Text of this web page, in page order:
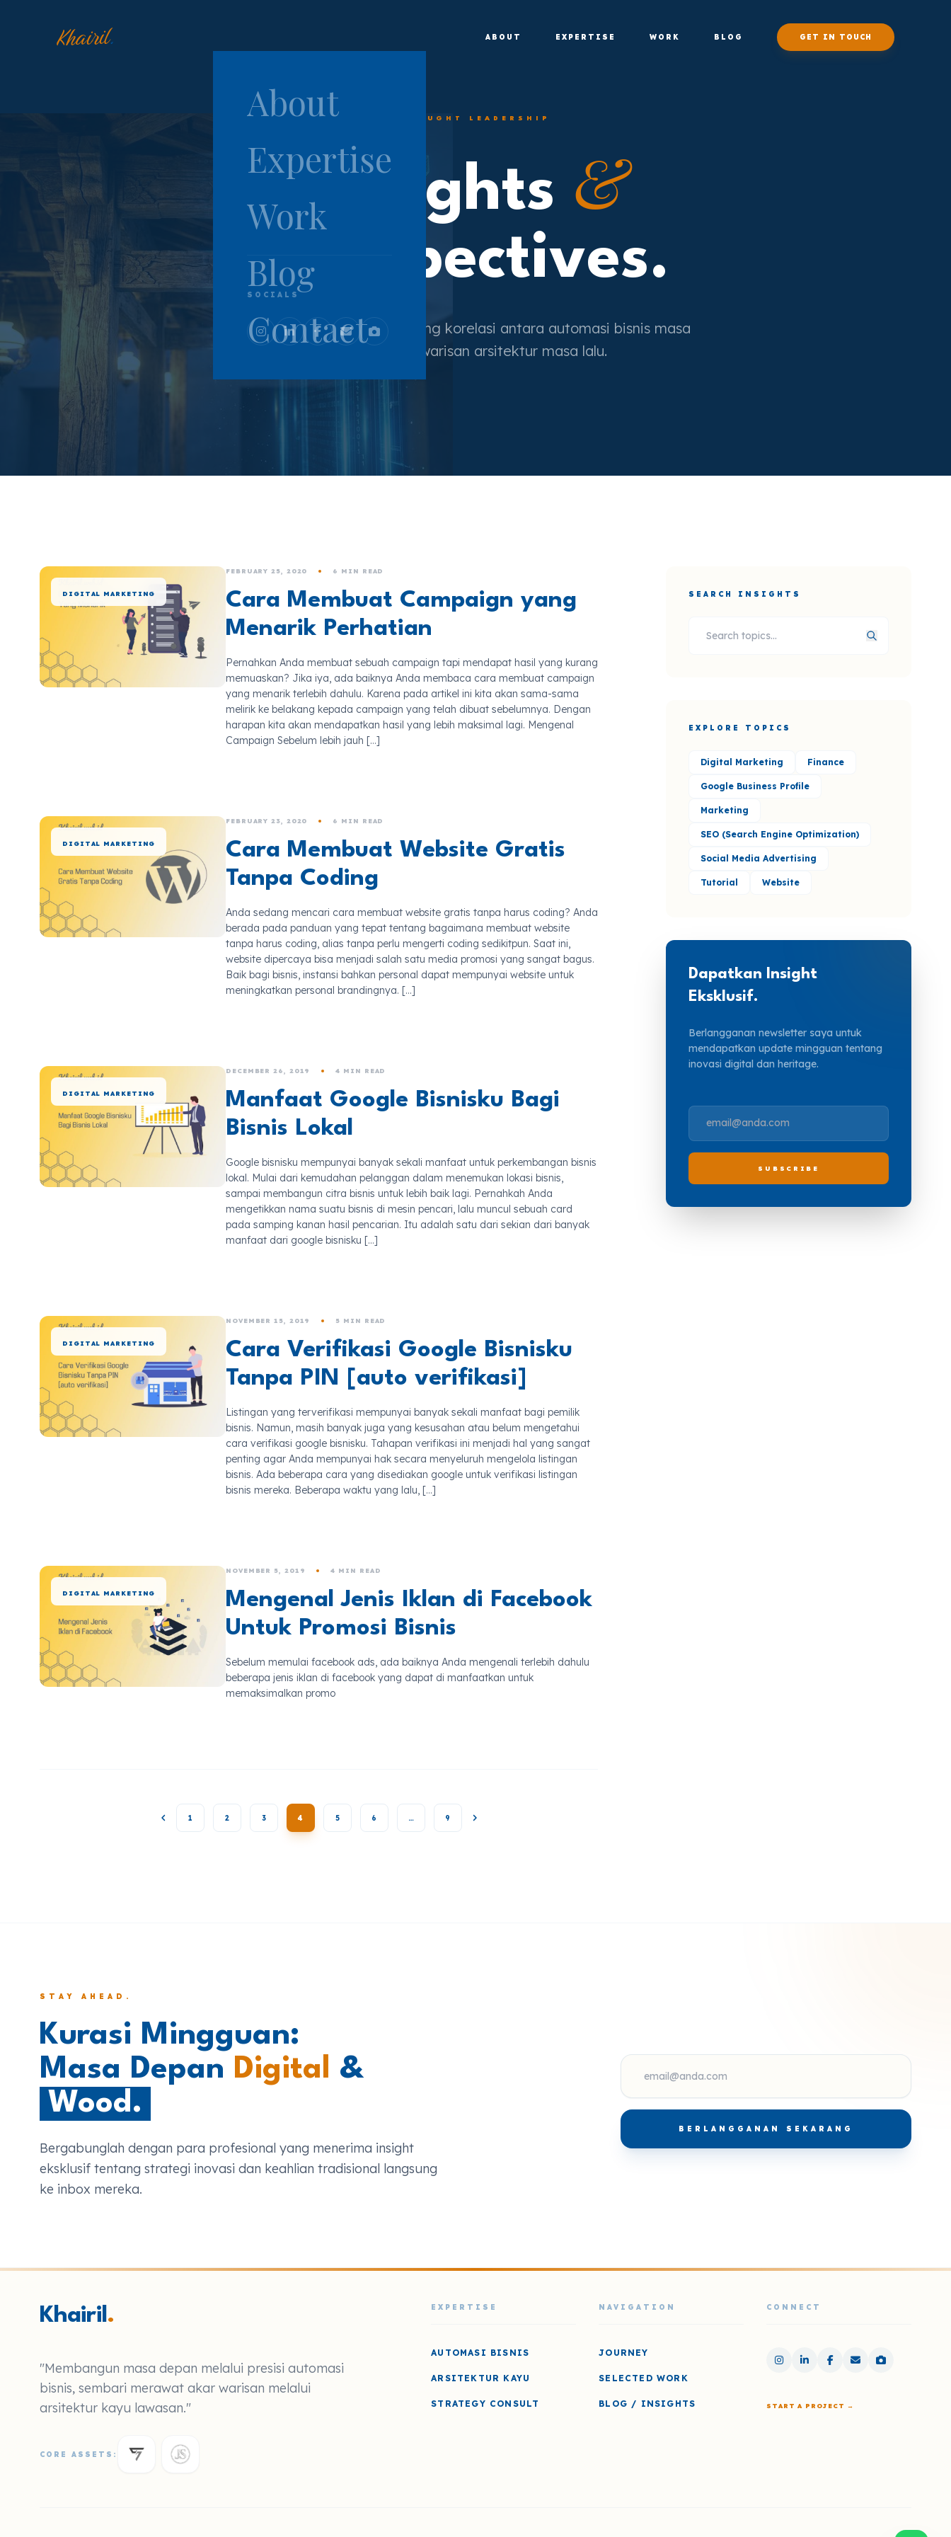
Khairil. ABOUT EXPERTISE WORK BLOG GET IN TOUCH
About
Expertise
Work
Blog
Contact
SOCIALS
THOUGHT LEADERSHIP
Insights &
Perspectives.
Berbagi pemikiran tentang korelasi antara automasi bisnis masa
depan dan warisan arsitektur masa lalu.
DIGITAL MARKETING
FEBRUARY 25, 2020 6 MIN READ
Cara Membuat Campaign yang
Menarik Perhatian
Pernahkan Anda membuat sebuah campaign tapi mendapat hasil yang kurang
memuaskan? Jika iya, ada baiknya Anda membaca cara membuat campaign
yang menarik terlebih dahulu. Karena pada artikel ini kita akan sama-sama
melirik ke belakang kepada campaign yang telah dibuat sebelumnya. Dengan
harapan kita akan mendapatkan hasil yang lebih maksimal lagi. Mengenal
Campaign Sebelum lebih jauh […]
DIGITAL MARKETING
FEBRUARY 23, 2020 6 MIN READ
Cara Membuat Website Gratis
Tanpa Coding
Anda sedang mencari cara membuat website gratis tanpa harus coding? Anda
berada pada panduan yang tepat tentang bagaimana membuat website
tanpa harus coding, alias tanpa perlu mengerti coding sedikitpun. Saat ini,
website dipercaya bisa menjadi salah satu media promosi yang sangat bagus.
Baik bagi bisnis, instansi bahkan personal dapat mempunyai website untuk
meningkatkan personal brandingnya. […]
DIGITAL MARKETING
DECEMBER 26, 2019 4 MIN READ
Manfaat Google Bisnisku Bagi
Bisnis Lokal
Google bisnisku mempunyai banyak sekali manfaat untuk perkembangan bisnis
lokal. Mulai dari kemudahan pelanggan dalam menemukan lokasi bisnis,
sampai membangun citra bisnis untuk lebih baik lagi. Pernahkah Anda
mengetikkan nama suatu bisnis di mesin pencari, lalu muncul sebuah card
pada samping kanan hasil pencarian. Itu adalah satu dari sekian dari banyak
manfaat dari google bisnisku […]
DIGITAL MARKETING
NOVEMBER 15, 2019 5 MIN READ
Cara Verifikasi Google Bisnisku
Tanpa PIN [auto verifikasi]
Listingan yang terverifikasi mempunyai banyak sekali manfaat bagi pemilik
bisnis. Namun, masih banyak juga yang kesusahan atau belum mengetahui
cara verifikasi google bisnisku. Tahapan verifikasi ini menjadi hal yang sangat
penting agar Anda mempunyai hak secara menyeluruh mengelola listingan
bisnis. Ada beberapa cara yang disediakan google untuk verifikasi listingan
bisnis mereka. Beberapa waktu yang lalu, […]
DIGITAL MARKETING
NOVEMBER 5, 2019 4 MIN READ
Mengenal Jenis Iklan di Facebook
Untuk Promosi Bisnis
Sebelum memulai facebook ads, ada baiknya Anda mengenali terlebih dahulu
beberapa jenis iklan di facebook yang dapat di manfaatkan untuk
memaksimalkan promo
1 2 3 4 5 6 … 9
SEARCH INSIGHTS
EXPLORE TOPICS
Digital Marketing Finance
Google Business Profile
Marketing
SEO (Search Engine Optimization)
Social Media Advertising
Tutorial Website
Dapatkan Insight
Eksklusif.
Berlangganan newsletter saya untuk
mendapatkan update mingguan tentang
inovasi digital dan heritage.
SUBSCRIBE
STAY AHEAD.
Kurasi Mingguan:
Masa Depan Digital &
Wood.
Bergabunglah dengan para profesional yang menerima insight
eksklusif tentang strategi inovasi dan keahlian tradisional langsung
ke inbox mereka.
BERLANGGANAN SEKARANG
Khairil.
"Membangun masa depan melalui presisi automasi
bisnis, sembari merawat akar warisan melalui
arsitektur kayu lawasan."
CORE ASSETS:
EXPERTISE
AUTOMASI BISNIS
ARSITEKTUR KAYU
STRATEGY CONSULT
NAVIGATION
JOURNEY
SELECTED WORK
BLOG / INSIGHTS
CONNECT
START A PROJECT →